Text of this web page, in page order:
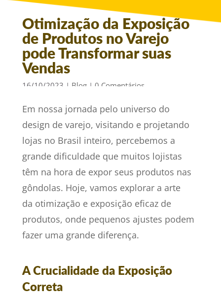
Otimização da Exposição
de Produtos no Varejo
pode Transformar suas
Vendas
16/10/2023 | Blog| 0 Comentários
Em nossa jornada pelo universo do
design de varejo, visitando e projetando
lojas no Brasil inteiro, percebemos a
grande dificuldade que muitos lojistas
têm na hora de expor seus produtos nas
gôndolas. Hoje, vamos explorar a arte
da otimização e exposição eficaz de
produtos, onde pequenos ajustes podem
fazer uma grande diferença.
A Crucialidade da Exposição
Correta